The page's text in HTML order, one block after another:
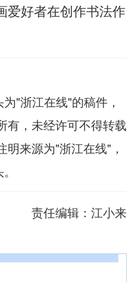
爱好者在创作书法作
"浙江在线"的稿件，
有，未经许可不得转载
来源为"浙江在线"，
责任编辑： 江小来